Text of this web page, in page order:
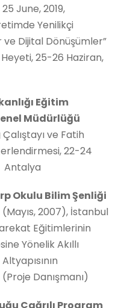
June, 2019,
Yenilikçi
ve Dijital Dönüşümler”
25-26 Haziran,
Eğitim
Müdürlüğü
ve Fatih
22-24
Antalya
Okulu Bilim Şenliği
2007), İstanbul
Eğitimlerinin
Yönelik Akıllı
(Proje Danışmanı)
Çağrılı Program